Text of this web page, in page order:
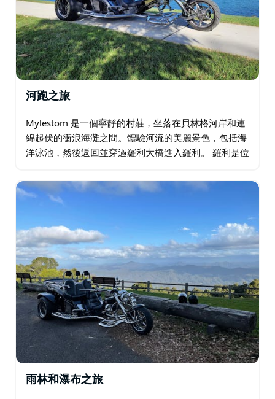
河跑之旅
Mylestom 是一個寧靜的村莊，坐落在貝林格河岸和連
綿起伏的衝浪海灘之間。體驗河流的美麗景色，包括海
洋泳池，然後返回並穿過羅利大橋進入羅利。 羅利是位
流的美麗景色，讓您感覺充滿活力…
雨林和瀑布之旅